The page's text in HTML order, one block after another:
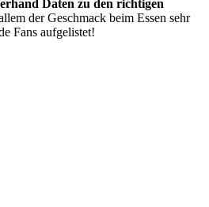
Daten zu den richtigen
der Geschmack beim Essen sehr
Fans aufgelistet!